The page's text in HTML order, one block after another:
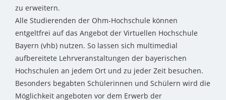
zu erweitern.
Alle Studierenden der Ohm-Hochschule können
entgeltfrei auf das Angebot der Virtuellen Hochschule
Bayern (vhb) nutzen. So lassen sich multimedial
aufbereitete Lehrveranstaltungen der bayerischen
Hochschulen an jedem Ort und zu jeder Zeit besuchen.
Besonders begabten Schülerinnen und Schülern wird die
Möglichkeit angeboten vor dem Erwerb der